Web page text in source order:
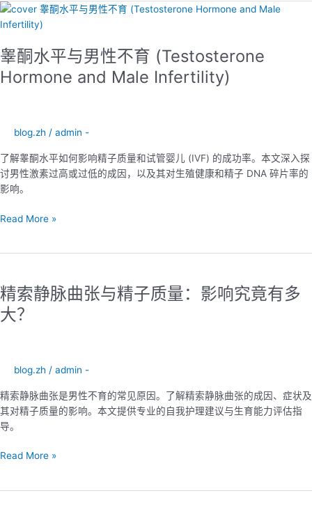
睾酮水平与男性不育 (Testosterone
Hormone and Male Infertility)
blog.zh / admin -
了解睾酮水平如何影响精子质量和试管婴儿 (IVF) 的成功率。本文深入探
讨男性激素过高或过低的成因，以及其对生殖健康和精子 DNA 碎片率的
影响。
睾
酮
平
与
男
Hormone
and
Male
Read More »
精索静脉曲张与精子质量：影响究竟有多
大？
blog.zh / admin -
精索静脉曲张是男性不育的常见原因。了解精索静脉曲张的成因、症状及
其对精子质量的影响。本文提供专业的自我护理建议与生育能力评估指
导。
静
脉
曲
质
量：
影
究
有
Read More »